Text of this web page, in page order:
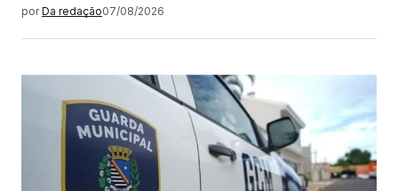
por Da redação07/08/2026